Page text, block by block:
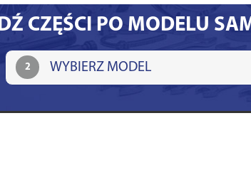
CZĘŚCI PO MODELU
2